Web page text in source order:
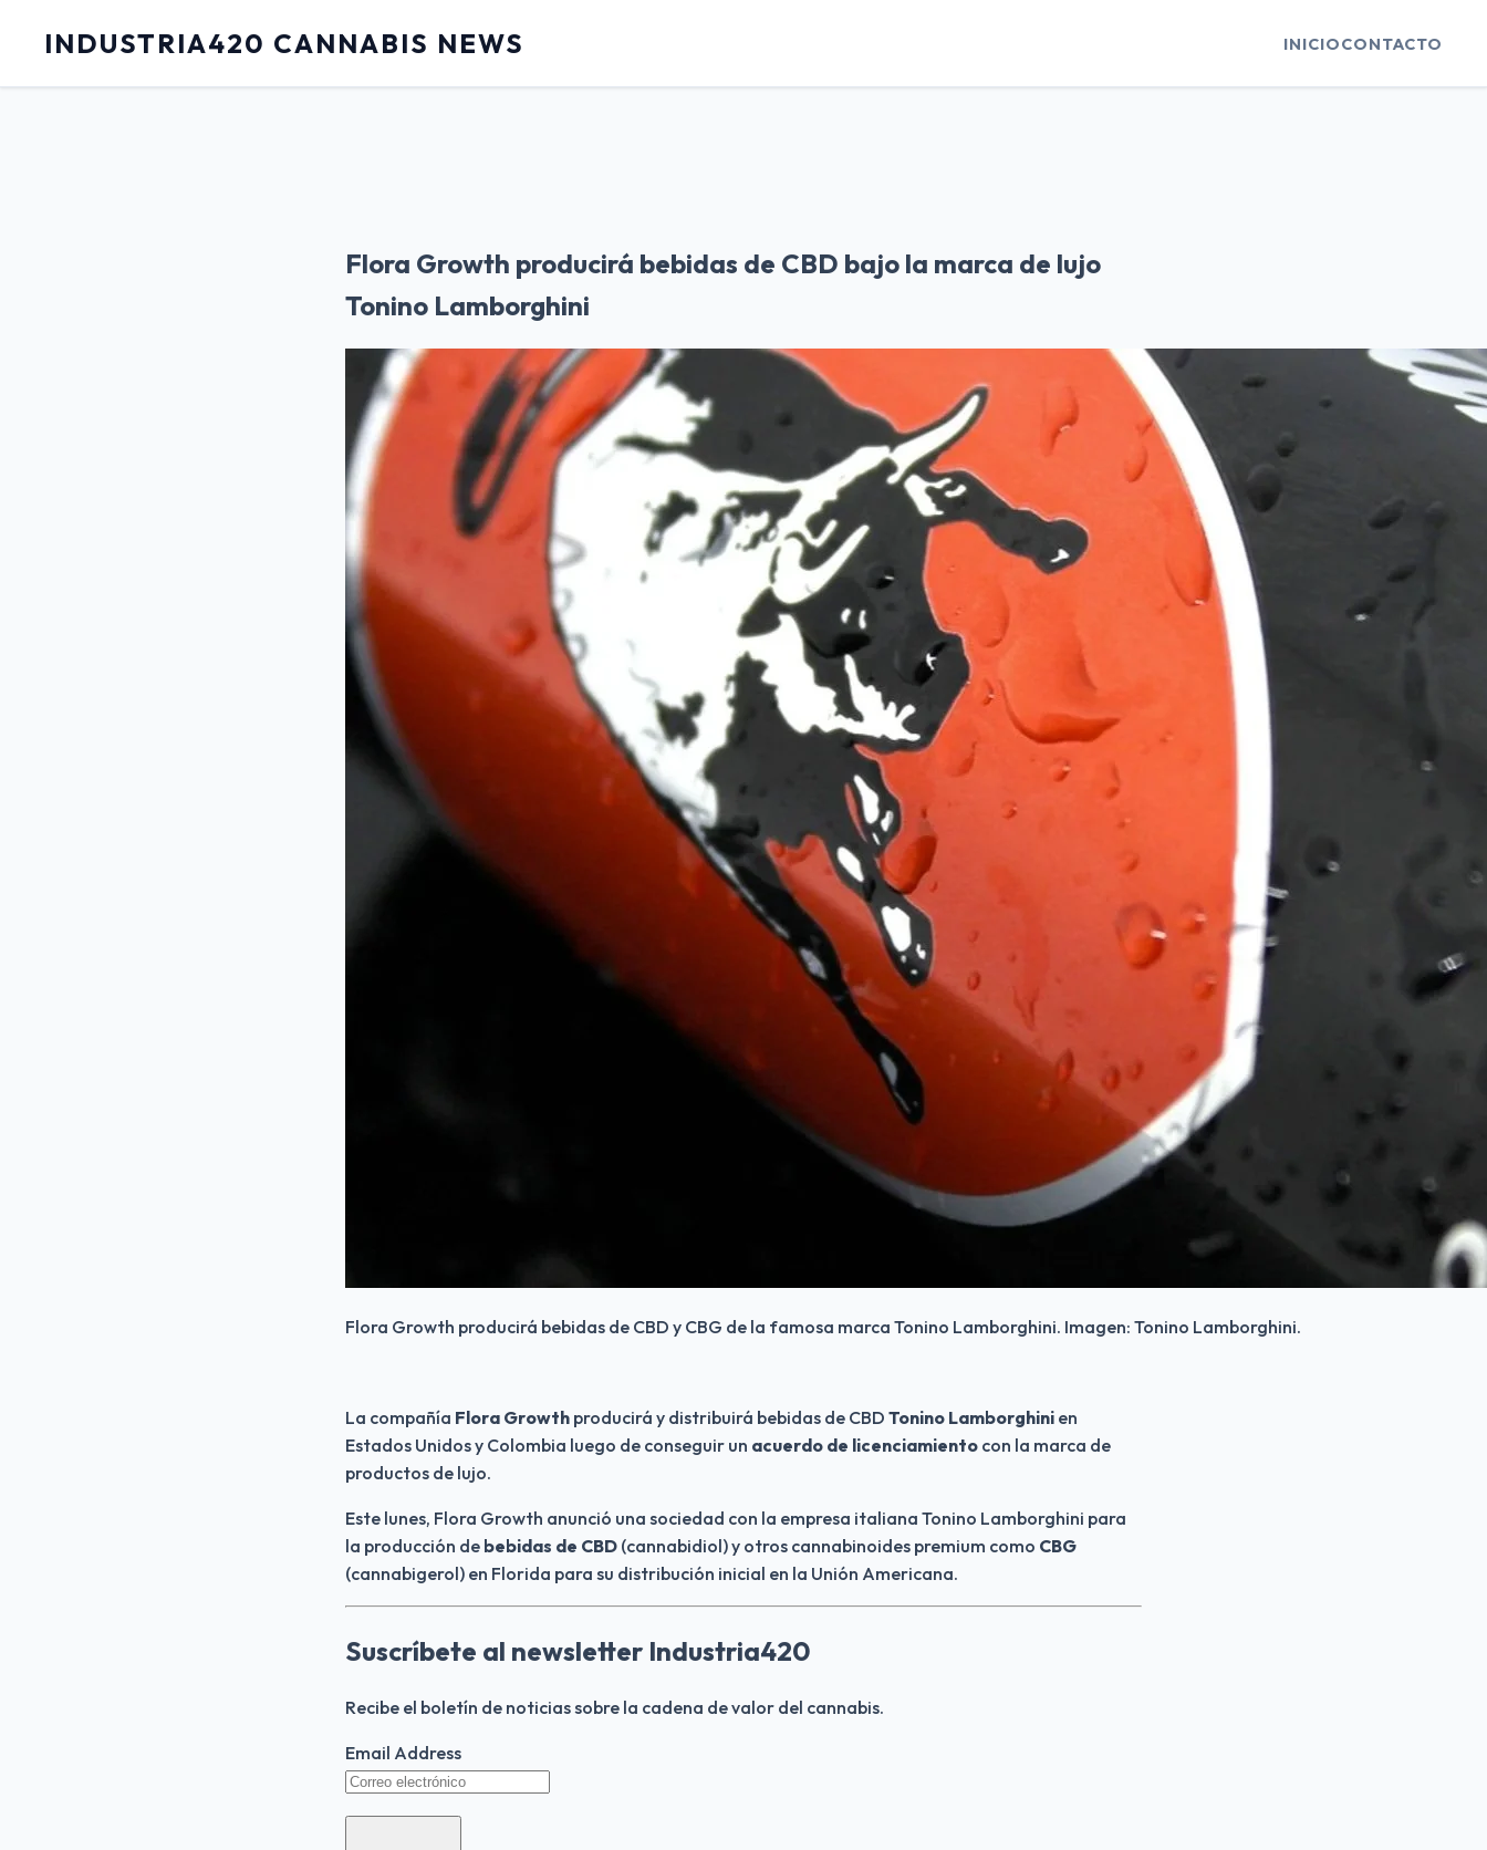
INDUSTRIA420 CANNABIS NEWS INICIOCONTACTO
Flora Growth producirá bebidas de CBD bajo la marca de lujo
Tonino Lamborghini
Flora Growth producirá bebidas de CBD y CBG de la famosa marca Tonino Lamborghini. Imagen: Tonino Lamborghini.
La compañía Flora Growth producirá y distribuirá bebidas de CBD Tonino Lamborghini en
Estados Unidos y Colombia luego de conseguir un acuerdo de licenciamiento con la marca de
productos de lujo.
Este lunes, Flora Growth anunció una sociedad con la empresa italiana Tonino Lamborghini para
la producción de bebidas de CBD (cannabidiol) y otros cannabinoides premium como CBG
(cannabigerol) en Florida para su distribución inicial en la Unión Americana.
Suscríbete al newsletter Industria420
Recibe el boletín de noticias sobre la cadena de valor del cannabis.
Email Address